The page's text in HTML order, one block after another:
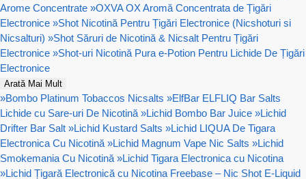
Arome Concentrate »OXVA OX Aromă Concentrata de Țigări
Electronice »Shot Nicotină Pentru Țigări Electronice (Nicshoturi si
Nicsalturi) »Shot Săruri de Nicotină & Nicsalt Pentru Țigări
Electronice »Shot-uri Nicotină Pura e-Potion Pentru Lichide De Țigări
Electronice
Arată Mai Mult
»Bombo Platinum Tobaccos Nicsalts »ElfBar ELFLIQ Bar Salts
Lichide cu Sare-uri De Nicotină »Lichid Bombo Bar Juice »Lichid
Drifter Bar Salt »Lichid Kustard Salts »Lichid LIQUA De Tigara
Electronica Cu Nicotină »Lichid Magnum Vape Nic Salts »Lichid
Smokemania Cu Nicotină »Lichid Tigara Electronica cu Nicotina
»Lichid Țigară Electronică cu Nicotina Freebase – Nic Shot E-Liquid